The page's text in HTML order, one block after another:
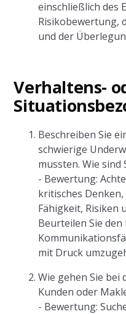
einschließlich des
Risikobewertung,
und der
Verhaltens-
Beschreiben Sie
schwierige
mussten. Wie sind
- Bewertung:
kritisches
Fähigkeit, Risiken
Beurteilen Sie
mit Druck
Wie gehen Sie bei
Kunden oder
- Bewertung: